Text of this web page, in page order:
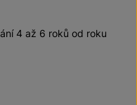
4 až 6 roků od roku